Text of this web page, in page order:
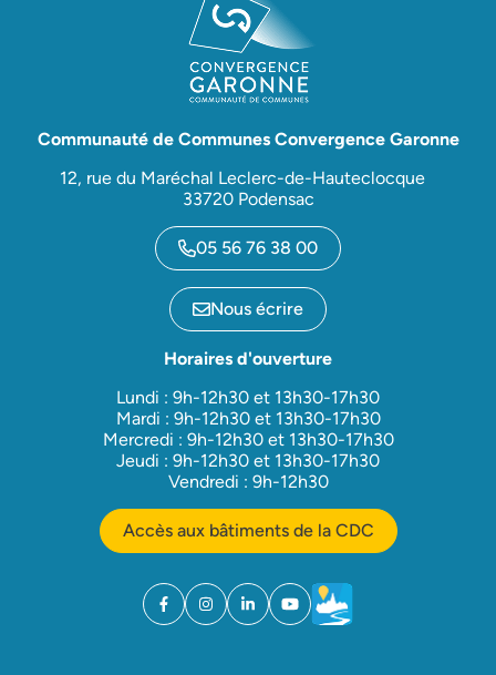
Communauté de Communes Convergence Garonne
12, rue du Maréchal Leclerc-de-Hauteclocque
33720 Podensac
05 56 76 38 00
Nous écrire
Horaires d'ouverture
Lundi : 9h-12h30 et 13h30-17h30
Mardi : 9h-12h30 et 13h30-17h30
Mercredi : 9h-12h30 et 13h30-17h30
Jeudi : 9h-12h30 et 13h30-17h30
Vendredi : 9h-12h30
Accès aux bâtiments de la CDC
Facebook
(ouverture dans un nouvel onglet)
Instagram
(ouverture dans un nouvel onglet)
Linkedin
(ouverture dans un nouvel onglet)
YouTube
(ouverture dans un nouvel
Météo
(ouverture dans un